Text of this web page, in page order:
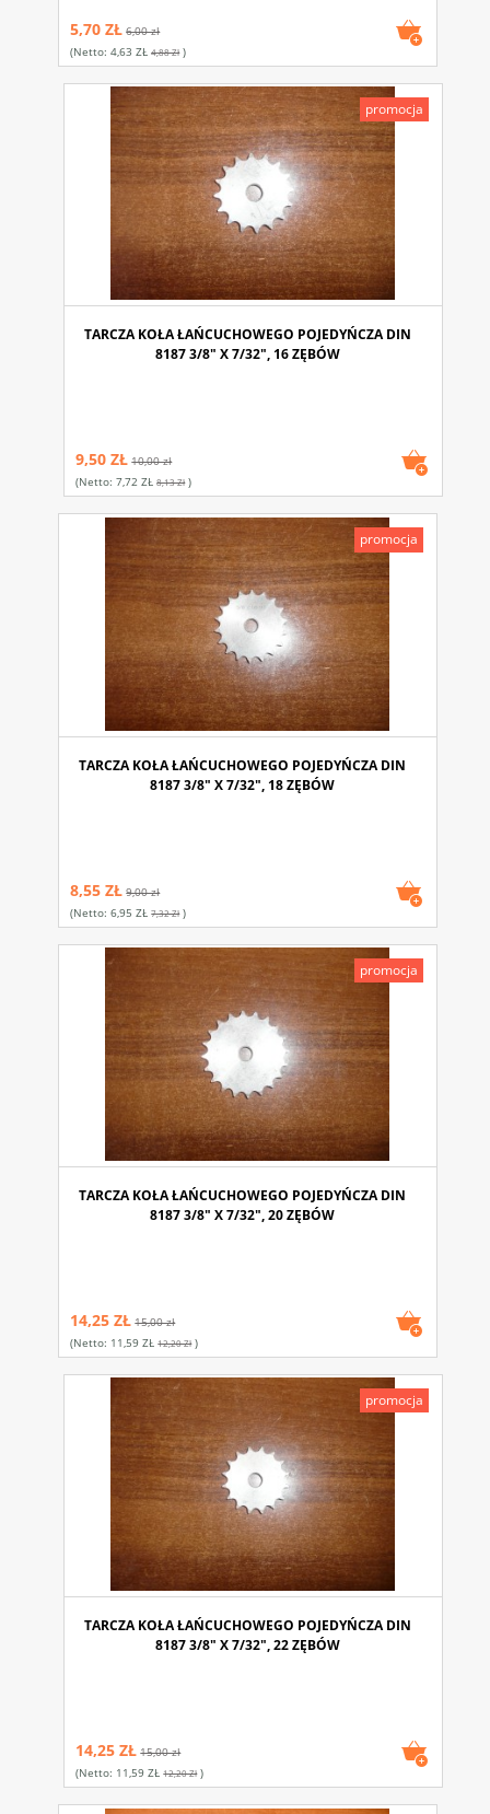
5,70 ZŁ 6,00 zł
(netto:4,63 ZŁ 4,88 Zł)
TARCZA KOŁA ŁAŃCUCHOWEGO POJEDYŃCZA DIN
8187 3/8" X 7/32", 16 ZĘBÓW
9,50 ZŁ 10,00 zł
(netto:7,72 ZŁ 8,13 Zł)
promocja
TARCZA KOŁA ŁAŃCUCHOWEGO POJEDYŃCZA DIN
8187 3/8" X 7/32", 18 ZĘBÓW
8,55 ZŁ 9,00 zł
(netto:6,95 ZŁ 7,32 Zł)
promocja
TARCZA KOŁA ŁAŃCUCHOWEGO POJEDYŃCZA DIN
8187 3/8" X 7/32", 20 ZĘBÓW
14,25 ZŁ 15,00 zł
(netto: 11,59 ZŁ 12,20 Zł)
promocja
TARCZA KOŁA ŁAŃCUCHOWEGO POJEDYŃCZA DIN
8187 3/8" X 7/32", 22 ZĘBÓW
14,25 ZŁ 15,00 zł
(netto: 11,59 ZŁ 12,20 Zł)
promocja